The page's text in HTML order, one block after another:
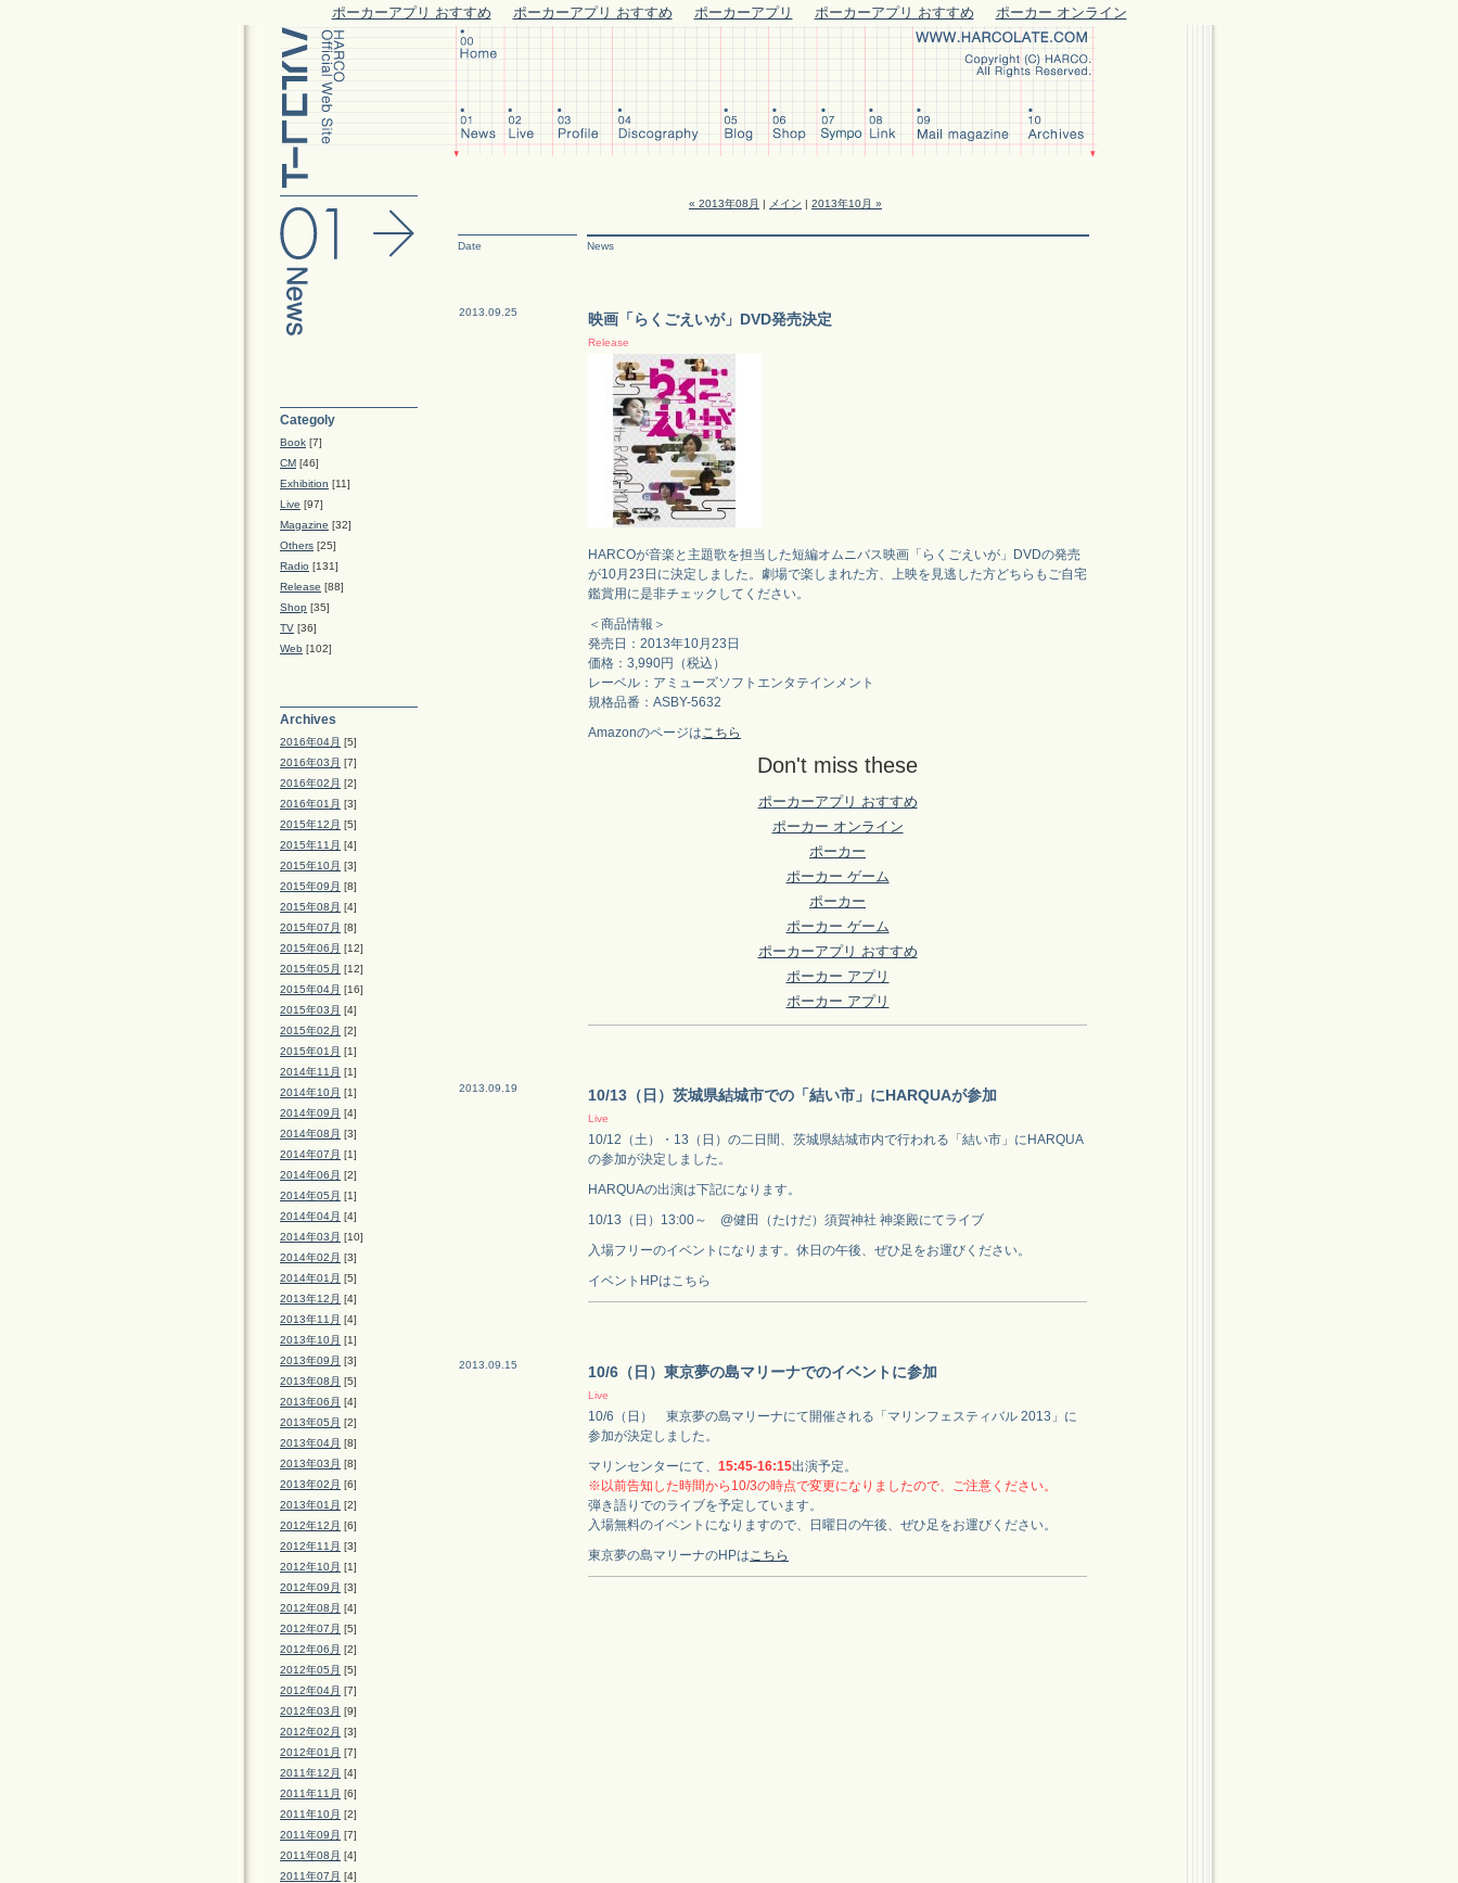
ポーカーアプリ おすすめ ポーカーアプリ おすすめ ポーカーアプリ ポーカーアプリ おすすめ ポーカー オンライン
Categoly
Book [7]
CM [46]
Exhibition [11]
Live [97]
Magazine [32]
Others [25]
Radio [131]
Release [88]
Shop [35]
TV [36]
Web [102]
Archives
2016年04月 [5]
2016年03月 [7]
2016年02月 [2]
2016年01月 [3]
2015年12月 [5]
2015年11月 [4]
2015年10月 [3]
2015年09月 [8]
2015年08月 [4]
2015年07月 [8]
2015年06月 [12]
2015年05月 [12]
2015年04月 [16]
2015年03月 [4]
2015年02月 [2]
2015年01月 [1]
2014年11月 [1]
2014年10月 [1]
2014年09月 [4]
2014年08月 [3]
2014年07月 [1]
2014年06月 [2]
2014年05月 [1]
2014年04月 [4]
2014年03月 [10]
2014年02月 [3]
2014年01月 [5]
2013年12月 [4]
2013年11月 [4]
2013年10月 [1]
2013年09月 [3]
2013年08月 [5]
2013年06月 [4]
2013年05月 [2]
2013年04月 [8]
2013年03月 [8]
2013年02月 [6]
2013年01月 [2]
2012年12月 [6]
2012年11月 [3]
2012年10月 [1]
2012年09月 [3]
2012年08月 [4]
2012年07月 [5]
2012年06月 [2]
2012年05月 [5]
2012年04月 [7]
2012年03月 [9]
2012年02月 [3]
2012年01月 [7]
2011年12月 [4]
2011年11月 [6]
2011年10月 [2]
2011年09月 [7]
2011年08月 [4]
2011年07月 [4]
« 2013年08月 | メイン | 2013年10月 »
Date News
2013.09.25 映画「らくごえいが」DVD発売決定
Release
HARCOが音楽と主題歌を担当した短編オムニバス映画「らくごえいが」DVDの発売
が10月23日に決定しました。劇場で楽しまれた方、上映を見逃した方どちらもご自宅
鑑賞用に是非チェックしてください。
＜商品情報＞
発売日：2013年10月23日
価格：3,990円（税込）
レーベル：アミューズソフトエンタテインメント
規格品番：ASBY-5632
Amazonのページはこちら
Don't miss these
ポーカーアプリ おすすめ
ポーカー オンライン
ポーカー
ポーカー ゲーム
ポーカー
ポーカー ゲーム
ポーカーアプリ おすすめ
ポーカー アプリ
ポーカー アプリ
2013.09.19 10/13（日）茨城県結城市での「結い市」にHARQUAが参加
Live
10/12（土）・13（日）の二日間、茨城県結城市内で行われる「結い市」にHARQUA
の参加が決定しました。
HARQUAの出演は下記になります。
10/13（日）13:00～ @健田（たけだ）須賀神社 神楽殿にてライブ
入場フリーのイベントになります。休日の午後、ぜひ足をお運びください。
イベントHPはこちら
2013.09.15 10/6（日）東京夢の島マリーナでのイベントに参加
Live
10/6（日） 東京夢の島マリーナにて開催される「マリンフェスティバル 2013」に
参加が決定しました。
マリンセンターにて、 15:45-16:15出演予定。
※以前告知した時間から10/3の時点で変更になりましたので、ご注意ください。
弾き語りでのライブを予定しています。
入場無料のイベントになりますので、日曜日の午後、ぜひ足をお運びください。
東京夢の島マリーナのHPはこちら